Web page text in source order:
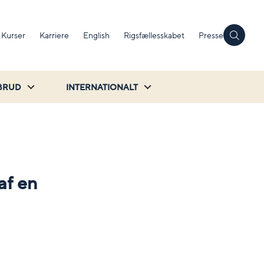
Kurser Karriere English Rigsfællesskabet Presse
INTERNATIONALT
en